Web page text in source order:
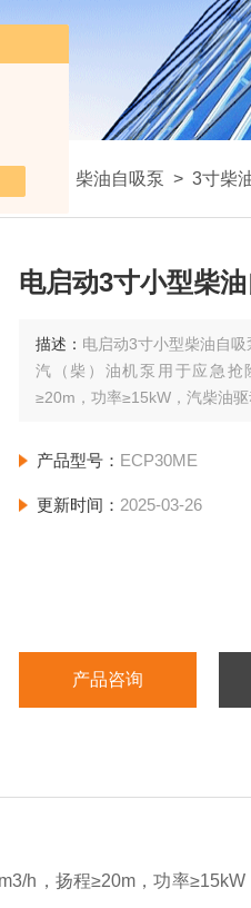
展示 柴油自吸泵 > 3寸柴
电启动3寸小型柴
描述： 电启动3寸小型柴油自吸
汽（柴）油机泵用于应急抢
≥20m，功率≥15kW，汽柴油
产品型号： ECP30ME
更新时间： 2025-03-26
产品咨询
h，扬程≥20m，功率